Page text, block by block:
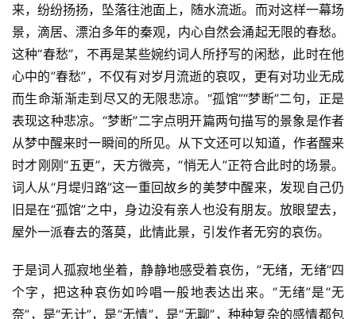
来，纷纷扬扬，坠落往池面上，随水流逝。而对这样一幕场
景，滴居、漂泊多年的秦观，内心自然会涌起无限的春愁。
这种“春愁”，不再是某些婉约词人所抒写的闲愁，此时在他
心中的”春愁”，不仅有对岁月流逝的哀叹，更有对功业无成
而生命渐渐走到尽又的无限悲凉。“孤馆”“梦断”二句，正是
表现这种悲凉。“梦断”二字点明开篇两句描写的景象是作者
从梦中醒来时一瞬间的所见。从下文还可以知道，作者醒来
时才刚刚“五更”，天方微亮，“悄无人”正符合此时的场景。
词人从“月堤归路”这一重回故乡的美梦中醒来，发现自己仍
旧是在“孤馆”之中，身边没有亲人也没有朋友。放眼望去，
屋外一派春去的落莫，此情此景，引发作者无穷的哀伤。
于是词人孤寂地坐着，静静地感受着哀伤，”无绪，无绪”四
个字，把这种哀伤如吟唱一般地表达出来。“无绪”是“无
奈”，是“无计”，是“无情”，是“无聊”，种种复杂的感情都包